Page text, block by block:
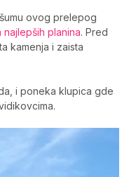
ovog prelepog
najlepših planina. Pred
kamenja i zaista
i poneka klupica gde